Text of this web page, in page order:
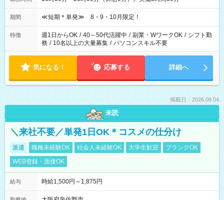
期間 ≪短期＊単発≫ 8・9・10月限定！
特徴 週1日からOK / 40～50代活躍中 / 副業・WワークOK / シフト勤
務 / 10名以上の大量募集 / パソコンスキル不要
気になる！ 応募する 詳細へ
掲載日：2026.08.04
未読
＼来社不要／単発1日OK＊コスメの仕分け
派遣 職種未経験OK 社会人未経験OK 大学生歓迎
ブランクOK
WEB登録・面接OK
給与 時給1,500円～1,875円